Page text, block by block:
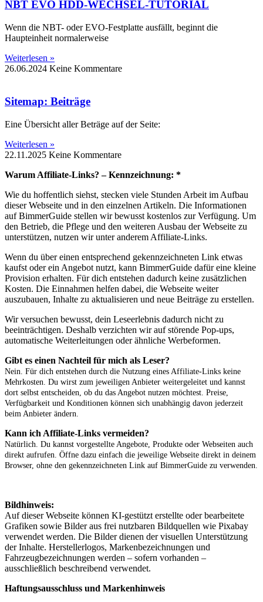
NBT EVO HDD-WECHSEL-TUTORIAL
Wenn die NBT- oder EVO-Festplatte ausfällt, beginnt die
Haupteinheit normalerweise
Weiterlesen »
26.06.2024 Keine Kommentare
Sitemap: Beiträge
Eine Übersicht aller Beträge auf der Seite:
Weiterlesen »
22.11.2025 Keine Kommentare
Warum Affiliate-Links? – Kennzeichnung: *
Wie du hoffentlich siehst, stecken viele Stunden Arbeit im Aufbau
dieser Webseite und in den einzelnen Artikeln. Die Informationen
auf BimmerGuide stellen wir bewusst kostenlos zur Verfügung. Um
den Betrieb, die Pflege und den weiteren Ausbau der Webseite zu
unterstützen, nutzen wir unter anderem Affiliate-Links.
Wenn du über einen entsprechend gekennzeichneten Link etwas
kaufst oder ein Angebot nutzt, kann BimmerGuide dafür eine kleine
Provision erhalten. Für dich entstehen dadurch keine zusätzlichen
Kosten. Die Einnahmen helfen dabei, die Webseite weiter
auszubauen, Inhalte zu aktualisieren und neue Beiträge zu erstellen.
Wir versuchen bewusst, dein Leseerlebnis dadurch nicht zu
beeinträchtigen. Deshalb verzichten wir auf störende Pop-ups,
automatische Weiterleitungen oder ähnliche Werbeformen.
Gibt es einen Nachteil für mich als Leser?
Nein. Für dich entstehen durch die Nutzung eines Affiliate-Links keine
Mehrkosten. Du wirst zum jeweiligen Anbieter weitergeleitet und kannst
dort selbst entscheiden, ob du das Angebot nutzen möchtest. Preise,
Verfügbarkeit und Konditionen können sich unabhängig davon jederzeit
beim Anbieter ändern.
Kann ich Affiliate-Links vermeiden?
Natürlich. Du kannst vorgestellte Angebote, Produkte oder Webseiten auch
direkt aufrufen. Öffne dazu einfach die jeweilige Webseite direkt in deinem
Browser, ohne den gekennzeichneten Link auf BimmerGuide zu verwenden.
Bildhinweis:
Auf dieser Webseite können KI-gestützt erstellte oder bearbeitete
Grafiken sowie Bilder aus frei nutzbaren Bildquellen wie Pixabay
verwendet werden. Die Bilder dienen der visuellen Unterstützung
der Inhalte. Herstellerlogos, Markenbezeichnungen und
Fahrzeugbezeichnungen werden – sofern vorhanden –
ausschließlich beschreibend verwendet.
Haftungsausschluss und Markenhinweis